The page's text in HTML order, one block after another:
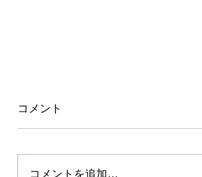
コメント
コメントを追加…